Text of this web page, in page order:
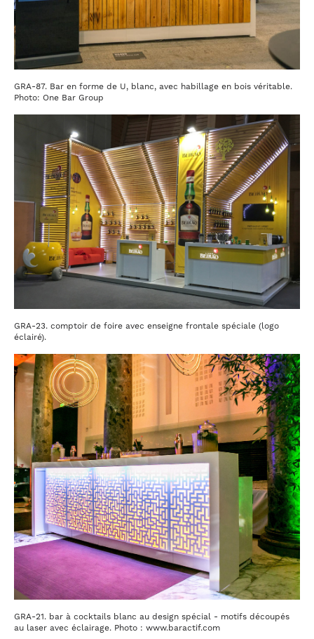
GRA-87. Bar en forme de U, blanc, avec habillage en bois véritable.
Photo: One Bar Group
GRA-23. comptoir de foire avec enseigne frontale spéciale (logo
éclairé).
GRA-21. bar à cocktails blanc au design spécial - motifs découpés
au laser avec éclairage. Photo : www.baractif.com